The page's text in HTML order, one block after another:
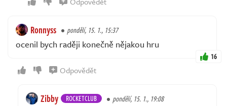
Ronnyss pondělí, 15. 1., 15:37
ocenil bych raději konečně nějakou hru
16
Odpovědět
Zibby ROCKETCLUB pondělí, 15. 1., 19:08